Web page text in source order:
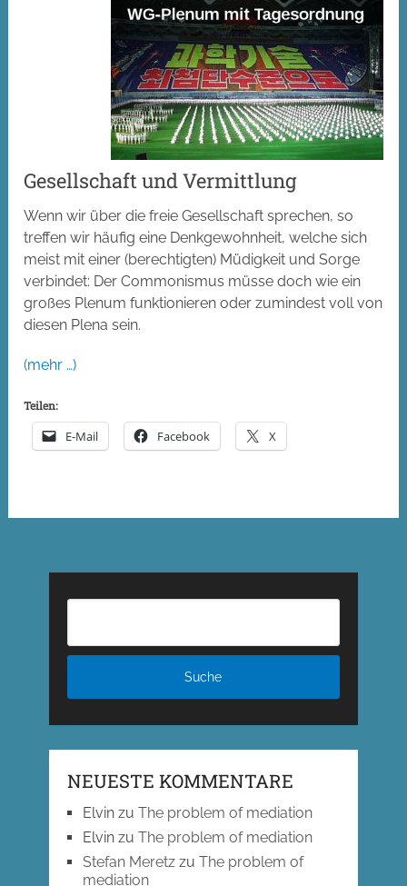
Gesellschaft und Vermittlung
Wenn wir über die freie Gesellschaft sprechen, so
treffen wir häufig eine Denkgewohnheit, welche sich
meist mit einer (berechtigten) Müdigkeit und Sorge
verbindet: Der Commonismus müsse doch wie ein
großes Plenum funktionieren oder zumindest voll von
diesen Plena sein.
(mehr …)
Teilen:
E-Mail Facebook X
NEUESTE KOMMENTARE
Elvinzu The problem of mediation
Elvinzu The problem of mediation
Stefan Meretzzu The problem of
mediation